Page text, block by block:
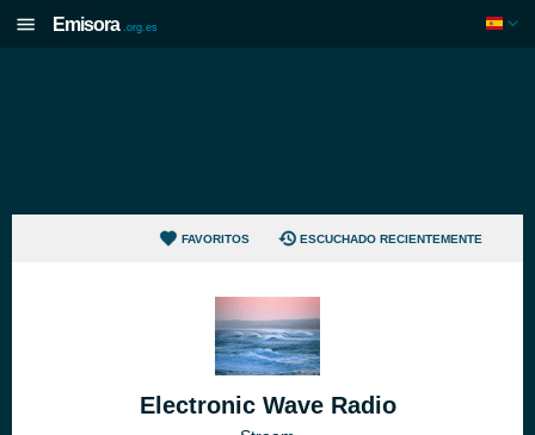
Emisora .org.es
FAVORITOS ESCUCHADO RECIENTEMENTE
Electronic Wave Radio